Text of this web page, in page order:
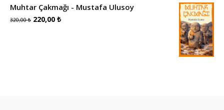
110,00 ₺.
Muhtar Çakmağı - Mustafa Ulusoy
320,00₺ Orijinal
220,00 ₺Şu